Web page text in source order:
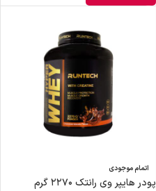
اتمام موجودی
پودر هایپر وی رانتک ۲۲۷۰ گرم